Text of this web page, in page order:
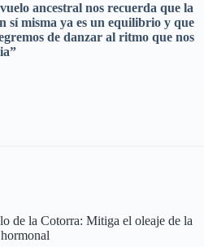
ancestral nos recuerda que la
sí misma ya es un equilibrio y que
de danzar al ritmo que nos
de la Cotorra: Mitiga el oleaje de la